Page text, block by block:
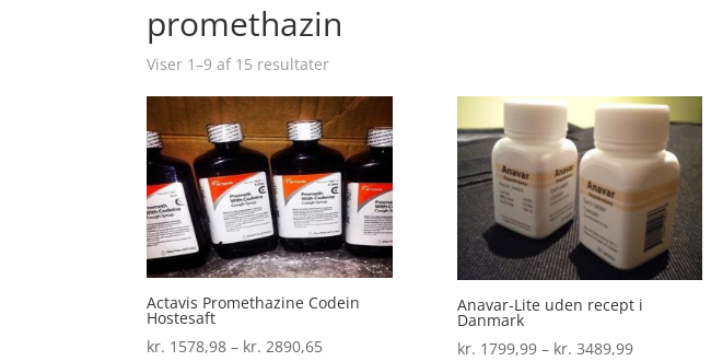
promethazin
Viser 1–9 af 15 resultater
Actavis Promethazine Codein
Hostesaft
kr. 1578,98 – kr. 2890,65Prisinterval:
Anavar-Lite uden recept i
Danmark
kr. 1799,99 – kr. 3489,99Prisinterval: